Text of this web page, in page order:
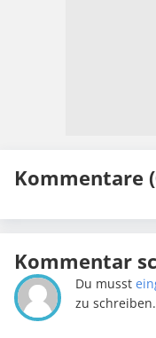
Kommentare
Kommentar
Du musst
zu schreiben.